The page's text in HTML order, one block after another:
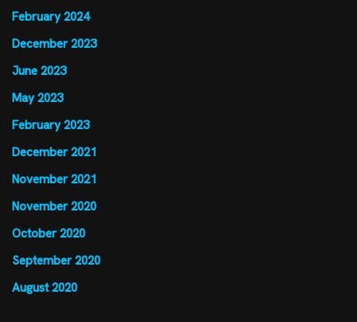
February 2024
December 2023
June 2023
May 2023
February 2023
December 2021
November 2021
November 2020
October 2020
September 2020
August 2020